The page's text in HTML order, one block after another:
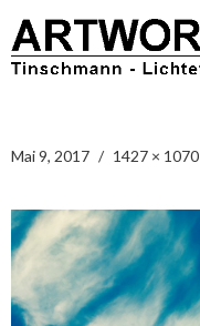
Mai 9, 2017 1427 × 1070